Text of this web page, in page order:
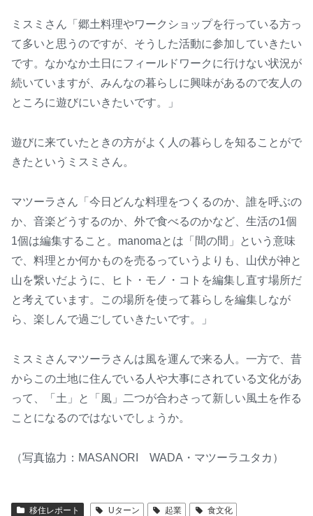
ミスミさん「郷土料理やワークショップを行っている方っ
て多いと思うのですが、そうした活動に参加していきたい
です。なかなか土日にフィールドワークに行けない状況が
続いていますが、みんなの暮らしに興味があるので友人の
ところに遊びにいきたいです。」
遊びに来ていたときの方がよく人の暮らしを知ることがで
きたというミスミさん。
マツーラさん「今日どんな料理をつくるのか、誰を呼ぶの
か、音楽どうするのか、外で食べるのかなど、生活の1個
1個は編集すること。manomaとは「間の間」という意味
で、料理とか何かものを売るっていうよりも、山伏が神と
山を繋いだように、ヒト・モノ・コトを編集し直す場所だ
と考えています。この場所を使って暮らしを編集しなが
ら、楽しんで過ごしていきたいです。」
ミスミさんマツーラさんは風を運んで来る人。一方で、昔
からこの土地に住んでいる人や大事にされている文化があ
って、「土」と「風」二つが合わさって新しい風土を作る
ことになるのではないでしょうか。
（写真協力：MASANORI WADA・マツーラユタカ）
移住レポート Uターン 起業 食文化